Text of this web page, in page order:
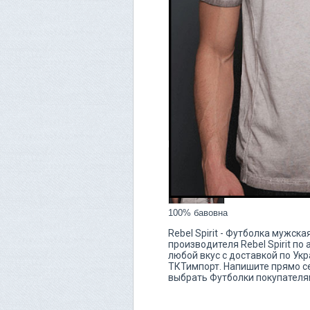
100% бавовна
Rebel Spirit - Футболка
производителя Rebel Spirit
любой вкус с доставкой по
ТКТимпорт. Напишите прямо
выбрать Футболки